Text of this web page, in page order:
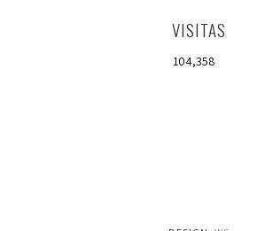
VISITAS
104,358